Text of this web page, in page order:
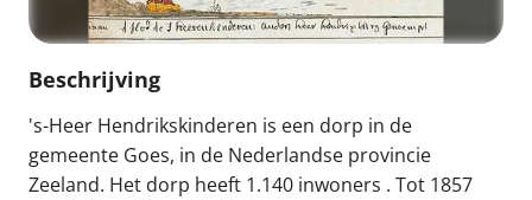
Beschrijving
's-Heer Hendrikskinderen is een dorp in de
gemeente Goes, in de Nederlandse provincie
Zeeland. Het dorp heeft 1.140 inwoners . Tot 1857